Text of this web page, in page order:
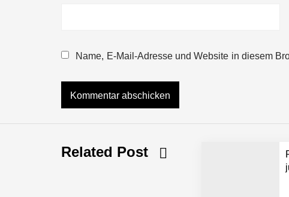
Name, E-Mail-Adresse und Website in diesem
Related Post
Simulationsdienstleistung in Minuten